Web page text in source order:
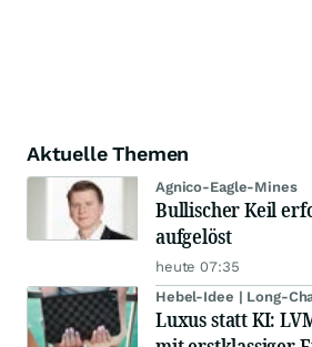
Aktuelle Themen
Agnico-Eagle-Mines
Bullischer Keil
aufgelöst
heute 07:35
Hebel-Idee | Long-
Luxus statt KI: